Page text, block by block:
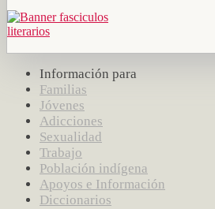
Información para
Familias
Jóvenes
Adicciones
Sexualidad
Trabajo
Población indígena
Apoyos e Información
Diccionarios